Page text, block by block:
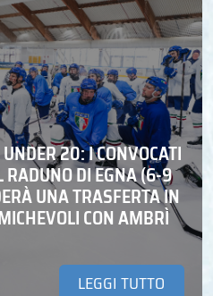
20: I CONVOCATI
RADUNO DI EGNA (6-9
UNA TRASFERTA IN
CON AMBRÌ
LEGGI TUTTO